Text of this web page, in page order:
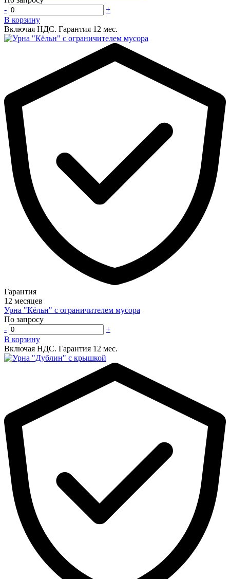
-
+
В корзину
Включая НДС. Гарантия 12 мес.
Гарантия
12 месяцев
Урна "Кёльн" с ограничителем мусора
По запросу
-
+
В корзину
Включая НДС. Гарантия 12 мес.